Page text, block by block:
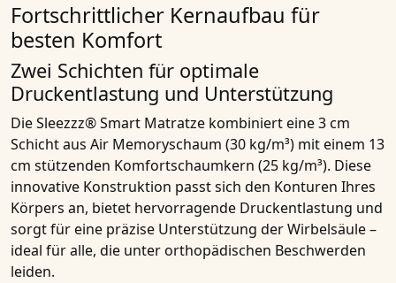
Fortschrittlicher Kernaufbau für
besten Komfort
Zwei Schichten für optimale
Druckentlastung und Unterstützung
Die Sleezzz® Smart Matratze kombiniert eine 3 cm
Schicht aus Air Memoryschaum (30 kg/m³) mit einem 13
cm stützenden Komfortschaumkern (25 kg/m³). Diese
innovative Konstruktion passt sich den Konturen Ihres
Körpers an, bietet hervorragende Druckentlastung und
sorgt für eine präzise Unterstützung der Wirbelsäule –
ideal für alle, die unter orthopädischen Beschwerden
leiden.